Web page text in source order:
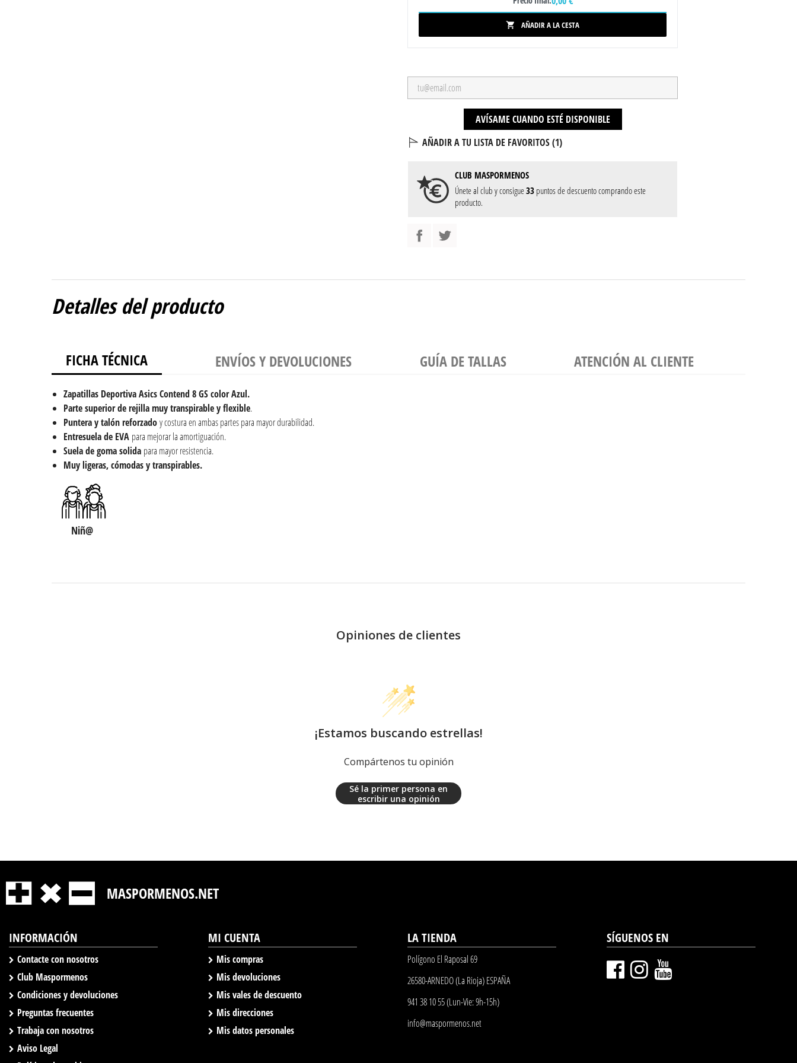
 AÑADIR A LA CESTA
AVÍSAME CUANDO ESTÉ DISPONIBLE
AÑADIR A TU LISTA DE FAVORITOS (1)
CLUB MASPORMENOS
Únete al club y consigue33puntos de descuento comprando este
producto.
Detalles del producto
FICHA TÉCNICA ENVÍOS Y DEVOLUCIONES GUÍA DE TALLAS ATENCIÓN AL CLIENTE
Zapatillas Deportiva Asics Contend 8 GS color Azul.
Parte superior de rejilla muy transpirable y flexible.
Puntera y talón reforzadoy costura en ambas partes para mayor durabilidad.
Entresuela de EVA para mejorar la amortiguación.
Suela de goma solida para mayor resistencia.
Muy ligeras, cómodas y transpirables.
Niñ@
Opiniones de clientes
¡Estamos buscando estrellas!
Compártenos tu opinión
Sé la primer persona en
escribir una opinión
MASPORMENOS.NET
INFORMACIÓN
Contacte con nosotros
Club Maspormenos
Condiciones y devoluciones
Preguntas frecuentes
Trabaja con nosotros
Aviso Legal
MI CUENTA
Mis compras
Mis devoluciones
Mis vales de descuento
Mis direcciones
Mis datos personales
LA TIENDA
Polígono El Raposal 69
26580-ARNEDO (La Rioja) ESPAÑA
941 38 10 55 (Lun-Vie: 9h-15h)
info@maspormenos.net
SÍGUENOS EN